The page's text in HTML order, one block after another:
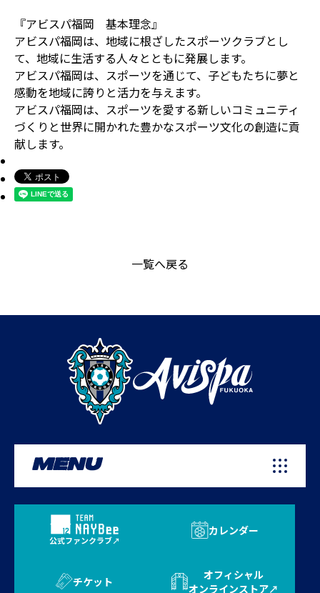
『アビスパ福岡 基本理念』
アビスパ福岡は、地域に根ざしたスポーツクラブとし
て、地域に生活する人々とともに発展します。
アビスパ福岡は、スポーツを通じて、子どもたちに夢と
感動を地域に誇りと活力を与えます。
アビスパ福岡は、スポーツを愛する新しいコミュニティ
づくりと世界に開かれた豊かなスポーツ文化の創造に貢
献します。
一覧へ戻る
MENU
公式ファンクラブ
カレンダー
チケット
オフィシャル
オンラインストア